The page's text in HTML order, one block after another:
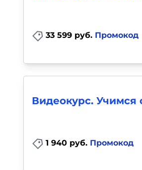
33 599 руб. Промокод
Видеокурс. Учимся
1 940 руб. Промокод